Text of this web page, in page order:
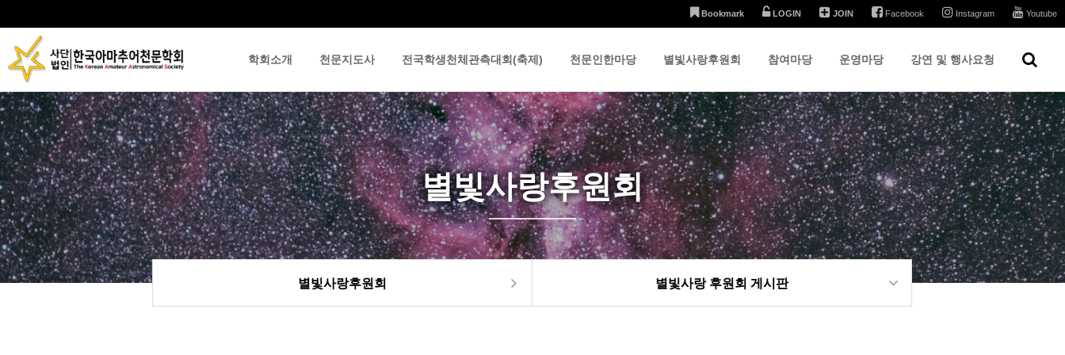
Bookmark LOGIN JOIN Facebook Instagram Youtube
학회소개 천문지도사 전국학생천체관측대회(축제) 천문인한마당 별빛사랑후원회 참여마당
하위분류
운영마당
하위분류
강연 및 행사요청
별빛사랑후원회
별빛사랑후원회 별빛사랑 후원회 게시판